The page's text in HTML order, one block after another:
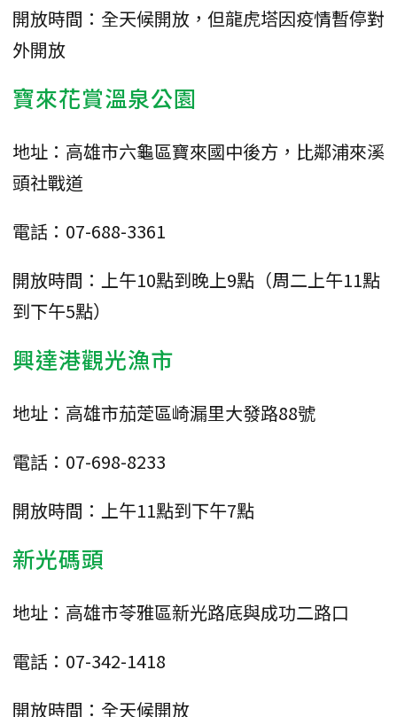
開放時間：全天候開放，但龍虎塔因疫情暫停對
外開放
寶來花賞溫泉公園
地址：高雄市六龜區寶來國中後方，比鄰浦來溪
頭社戰道
電話：07-688-3361
開放時間：上午10點到晚上9點（周二上午11點
到下午5點）
興達港觀光漁市
地址：高雄市茄萣區崎漏里大發路88號
電話：07-698-8233
開放時間：上午11點到下午7點
新光碼頭
地址：高雄市苓雅區新光路底與成功二路口
電話：07-342-1418
開放時間：全天候開放